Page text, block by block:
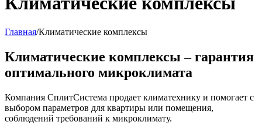
Главная/Климатические комплексы
Климатические комплексы – гарантия
оптимального микроклимата
Компания СплитСистема продает климатехнику и помогает с
выбором параметров для квартиры или помещения,
соблюдений требований к микроклимату.